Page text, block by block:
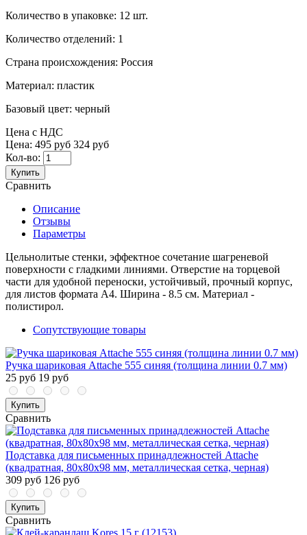
Количество в упаковке: 12 шт.
Количество отделений: 1
Страна происхождения: Россия
Материал: пластик
Базовый цвет: черный
Цена с НДС
Цена: 495 руб 324 руб
Кол-во:
Купить
Сравнить
Описание
Отзывы
Параметры
Цельнолитые стенки, эффектное сочетание шагреневой
поверхности с гладкими линиями. Отверстие на торцевой
части для удобной переноски, устойчивый, прочный корпус,
для листов формата А4. Ширина - 8.5 см. Материал -
полистирол.
Сопутствующие товары
Ручка шариковая Attache 555 синяя (толщина линии 0.7 мм)
25 руб 19 руб
Купить
Сравнить
Подставка для письменных принадлежностей Attache
(квадратная, 80х80х98 мм, металлическая сетка, черная)
309 руб 126 руб
Купить
Сравнить